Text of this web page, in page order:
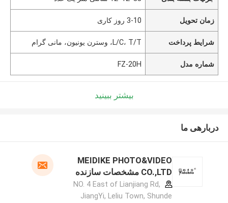
زمان تحویل 3-10 روز کاری
شرایط پرداخت L/C، T/T، وسترن یونیون، مانی گرام
شماره مدل FZ-20H
بیشتر ببینید
دربارهی ما
MEIDIKE PHOTO&VIDEO
CO.,LTD مشخصات سازنده
NO. 4 East of Lianjiang Rd,
JiangYi, Leliu Town, Shunde